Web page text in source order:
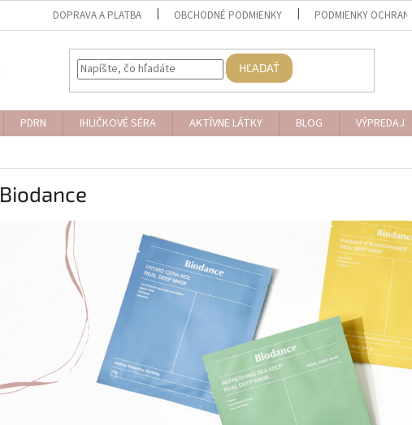
DOPRAVA A PLATBA OBCHODNÉ PODMIENKY PODMIENKY
HĽADAŤ
PDRN IHLIČKOVÉ SÉRA AKTÍVNE LÁTKY BLOG VÝPREDAJ
Biodance